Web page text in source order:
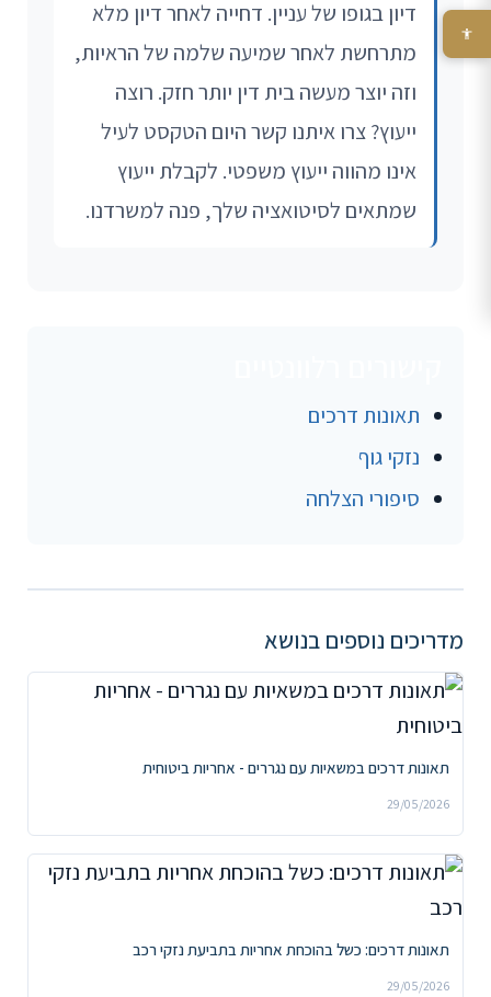
דיון בגופו של עניין. דחייה לאחר דיון מלא
מתרחשת לאחר שמיעה שלמה של הראיות,
וזה יוצר מעשה בית דין יותר חזק. רוצה
ייעוץ? צרו איתנו קשר היום הטקסט לעיל
אינו מהווה ייעוץ משפטי. לקבלת ייעוץ
שמתאים לסיטואציה שלך, פנה למשרדנו.
תאונות דרכים
נזקי גוף
סיפורי הצלחה
מדריכים נוספים בנושא
תאונות דרכים במשאיות עם נגררים - אחריות ביטוחית
29/05/2026
תאונות דרכים: כשל בהוכחת אחריות בתביעת נזקי רכב
29/05/2026